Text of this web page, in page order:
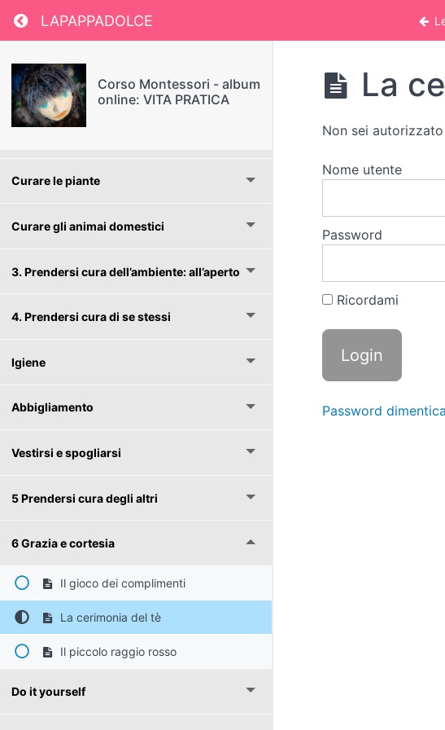
Return to course: Corso Montessori – album online:
LAPAPPADOLCE
Corso Montessori - album
online: VITA PRATICA
Spazzare
Lucidare
Curare le piante
Curare gli animai domestici
3. Prendersi cura dell’ambiente: all’aperto
4. Prendersi cura di se stessi
Igiene
Abbigliamento
Vestirsi e spogliarsi
5 Prendersi cura degli altri
6 Grazia e cortesia
Il gioco dei complimenti
La cerimonia del tè
Il piccolo raggio rosso
Do it yourself
La
Non sei
Nome utente
Password
Ricordami
Password